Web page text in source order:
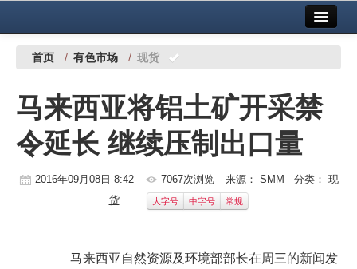
中国有色金属报社主办 广告服务
铜镍铅锌
铝
稀有稀土
首页 / 有色市场 / 现货
马来西亚将铝土矿开采禁
令延长 继续压制出口量
2016年09月08日 8:42 7067次浏览 来源： SMM 分类： 现
货
大字号 中字号 常规
马来西亚自然资源及环境部部长在周三的新闻发